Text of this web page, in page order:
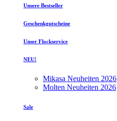
Unsere Bestseller
Geschenkgutscheine
Unser Flockservice
NEU!
Mikasa Neuheiten 2026
Molten Neuheiten 2026
Sale